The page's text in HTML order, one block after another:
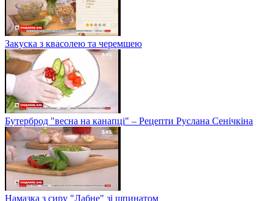
Закуска з квасолею та черемшею
Бутерброд "весна на канапці" – Рецепти Руслана Сенічкіна
Намазка з сиру "Лабне" зі шпинатом